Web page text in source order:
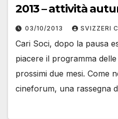
2013 – attività
03/10/2013 SVIZZERI
Cari Soci, dopo la pausa
piacere il programma
prossimi due mesi. Come
cineforum, una rassegna